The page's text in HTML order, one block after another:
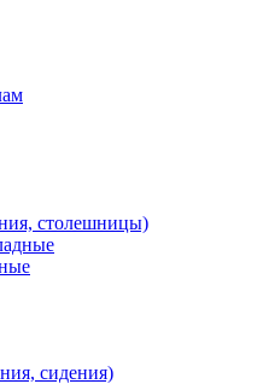
столешницы)
сидения)